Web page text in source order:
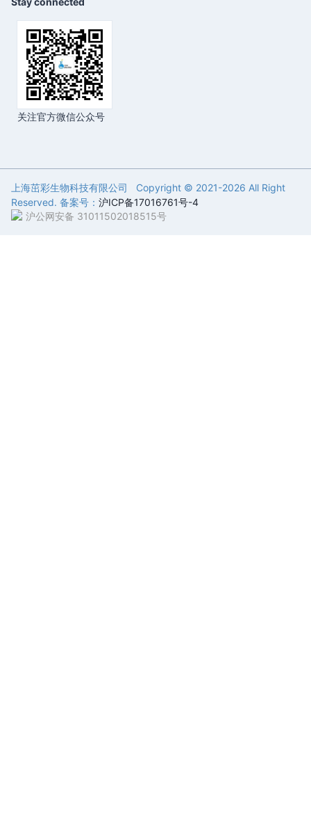
关注官方微信公众号
上海茁彩生物科技有限公司 Copyright © 2021-2026 All Right
Reserved. 备案号： 沪ICP备17016761号-4
沪公网安备 31011502018515号